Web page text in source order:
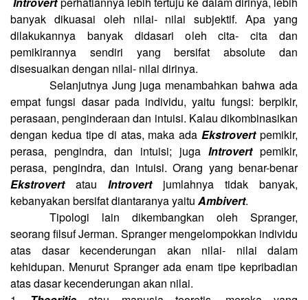
banyak dikuasai oleh nilai- nilai subjektif. Apa yang
dilakukannya banyak didasari oleh cita- cita dan
pemikirannya sendiri yang bersifat absolute dan
disesuaikan dengan nilai- nilai dirinya.
Selanjutnya Jung juga menambahkan bahwa ada
empat fungsi dasar pada individu, yaitu fungsi: berpikir,
perasaan, penginderaan dan intuisi. Kalau dikombinasikan
dengan kedua tipe di atas, maka adaEkstrovert pemikir,
perasa, pengindra, dan intuisi; juga Introvert pemikir,
perasa, pengindra, dan intuisi. Orang yang benar-benar
Ekstrovertatau Introvertjumlahnya tidak banyak,
kebanyakan bersifat diantaranya yaitu Ambivert.
Tipologi lain dikembangkan oleh Spranger,
seorang filsuf Jerman. Spranger mengelompokkan individu
atas dasar kecenderungan akan nilai- nilai dalam
kehidupan. Menurut Spranger ada enam tipe kepribadian
atas dasar kecenderungan akan nilai.